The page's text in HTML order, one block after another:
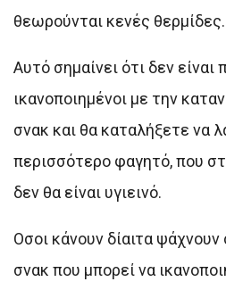
θεωρούνται κενές θερμίδες.
Αυτό σημαίνει ότι δεν είναι
ικανοποιημένοι με την
σνακ και θα καταλήξετε να
περισσότερο φαγητό, που
δεν θα είναι υγιεινό.
Οσοι κάνουν δίαιτα ψάχνουν
σνακ που μπορεί να